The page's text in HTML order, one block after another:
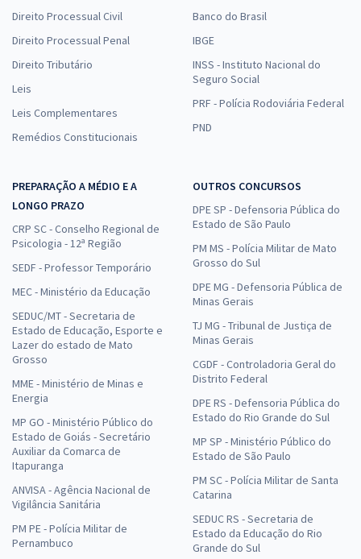
Direito Processual Civil
Direito Processual Penal
Direito Tributário
Leis
Leis Complementares
Remédios Constitucionais
Banco do Brasil
IBGE
INSS - Instituto Nacional do
Seguro Social
PRF - Polícia Rodoviária Federal
PND
PREPARAÇÃO A MÉDIO E A
LONGO PRAZO
CRP SC - Conselho Regional de
Psicologia - 12ª Região
SEDF - Professor Temporário
MEC - Ministério da Educação
SEDUC/MT - Secretaria de
Estado de Educação, Esporte e
Lazer do estado de Mato
Grosso
MME - Ministério de Minas e
Energia
MP GO - Ministério Público do
Estado de Goiás - Secretário
Auxiliar da Comarca de
Itapuranga
ANVISA - Agência Nacional de
Vigilância Sanitária
PM PE - Polícia Militar de
Pernambuco
OUTROS CONCURSOS
DPE SP - Defensoria Pública do
Estado de São Paulo
PM MS - Polícia Militar de Mato
Grosso do Sul
DPE MG - Defensoria Pública de
Minas Gerais
TJ MG - Tribunal de Justiça de
Minas Gerais
CGDF - Controladoria Geral do
Distrito Federal
DPE RS - Defensoria Pública do
Estado do Rio Grande do Sul
MP SP - Ministério Público do
Estado de São Paulo
PM SC - Polícia Militar de Santa
Catarina
SEDUC RS - Secretaria de
Estado da Educação do Rio
Grande do Sul